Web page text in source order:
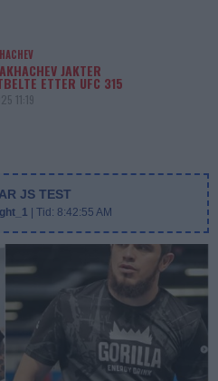
JAKTER
ETTER UFC 315
11:19
JS TEST
| Tid: 8:42:55 AM